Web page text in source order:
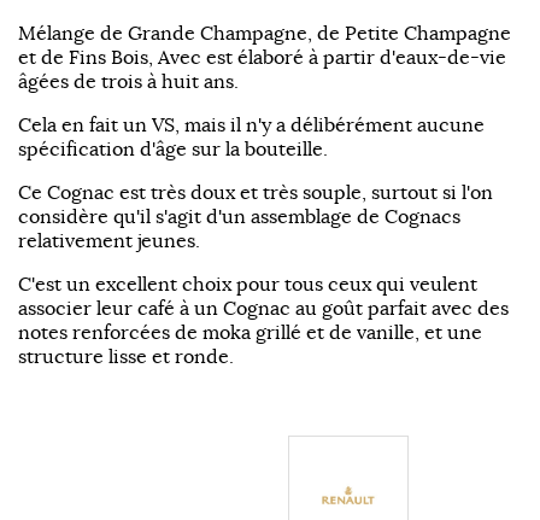
Mélange de Grande Champagne, de Petite Champagne
et de Fins Bois, Avec est élaboré à partir d'eaux-de-vie
âgées de trois à huit ans.
Cela en fait un VS, mais il n'y a délibérément aucune
spécification d'âge sur la bouteille.
Ce Cognac est très doux et très souple, surtout si l'on
considère qu'il s'agit d'un assemblage de Cognacs
relativement jeunes.
C'est un excellent choix pour tous ceux qui veulent
associer leur café à un Cognac au goût parfait avec des
notes renforcées de moka grillé et de vanille, et une
structure lisse et ronde.